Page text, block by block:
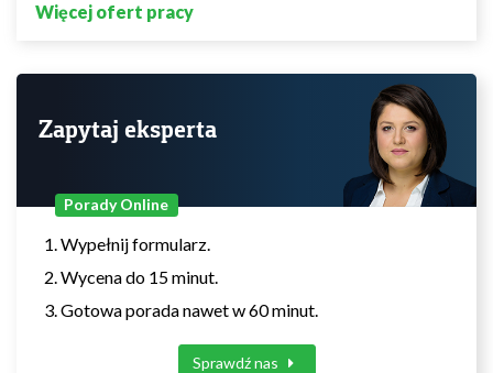
Więcej ofert pracy
Zapytaj eksperta
Porady Online
Wypełnij formularz.
Wycena do 15 minut.
Gotowa porada nawet w 60 minut.
Sprawdź nas